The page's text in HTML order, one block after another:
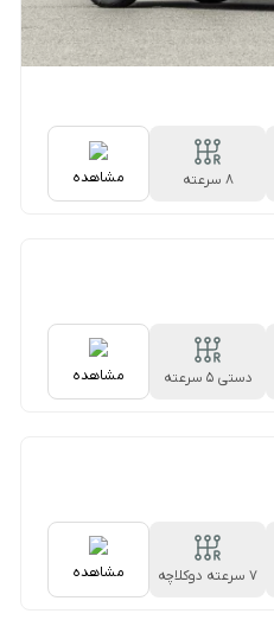
۸ سرعته
مشاهده
دستی ۵ سرعته مشاهده
۷ سرعته دوکلاچه مشاهده